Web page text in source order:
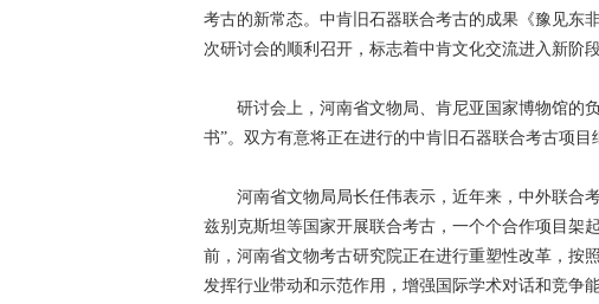
考古的新常态。中肯旧石器联合考古的成果《豫见东
次研讨会的顺利召开，标志着中肯文化交流进入新阶段
研讨会上，河南省文物局、肯尼亚国家博物馆的负
书”。双方有意将正在进行的中肯旧石器联合考古项目
河南省文物局局长任伟表示，近年来，中外联合
兹别克斯坦等国家开展联合考古，一个个合作项目架
前，河南省文物考古研究院正在进行重塑性改革，按
发挥行业带动和示范作用，增强国际学术对话和竞争